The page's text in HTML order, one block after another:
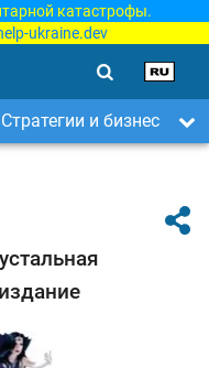
катастрофы.
ukraine.dev
Стратегии и бизнес